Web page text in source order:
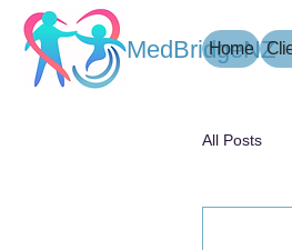
MedBridgeNZ
Home
All Posts